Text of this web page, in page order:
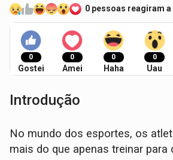
0 pessoas reagiram
0
Gostei
0
Amei
0
Haha
0
Uau
Introdução
No mundo dos esportes, os
mais do que apenas treinar para